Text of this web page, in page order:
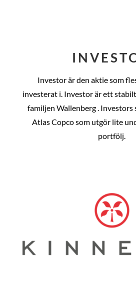
Investor är den aktie som
investerat i. Investor är ett
familjen Wallenberg . Investors
Atlas Copco som utgör lite
portfölj.